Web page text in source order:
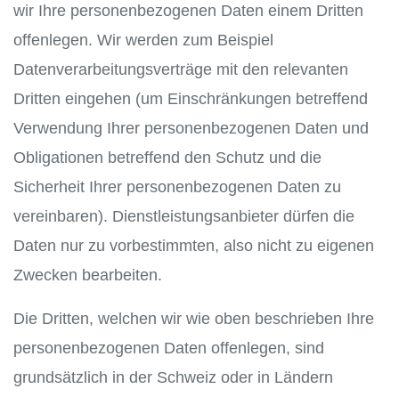
wir Ihre personenbezogenen Daten einem Dritten
offenlegen. Wir werden zum Beispiel
Datenverarbeitungsverträge mit den relevanten
Dritten eingehen (um Einschränkungen betreffend
Verwendung Ihrer personenbezogenen Daten und
Obligationen betreffend den Schutz und die
Sicherheit Ihrer personenbezogenen Daten zu
vereinbaren). Dienstleistungsanbieter dürfen die
Daten nur zu vorbestimmten, also nicht zu eigenen
Zwecken bearbeiten.
Die Dritten, welchen wir wie oben beschrieben Ihre
personenbezogenen Daten offenlegen, sind
grundsätzlich in der Schweiz oder in Ländern